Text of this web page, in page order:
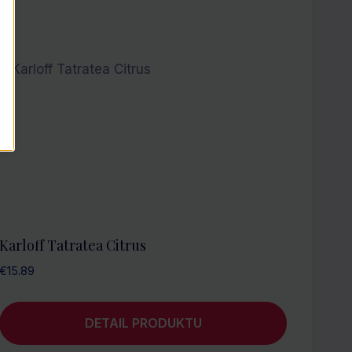
Karloff Tatratea Citrus
€15.89
DETAIL PRODUKTU